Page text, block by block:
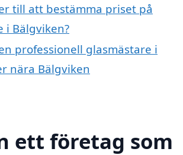
till att bestämma priset på
i Bälgviken?
professionell glasmästare i
nära Bälgviken
ett företag som